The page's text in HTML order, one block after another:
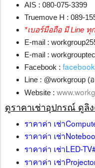
AIS : 080-075-3399
Truemove H : 089-
*เบอร์มือถือ มี Line ทุ
E-mail :
E-mail :
Facebook :
Line : @workgroup
Website :
ดูราคาเช่าอุปกรณ์ ดูลิ
ราคาค่า เช่า
ราคาค่า เช่า
ราคาค่า เช่าLED-
ราคาค่า เช่า